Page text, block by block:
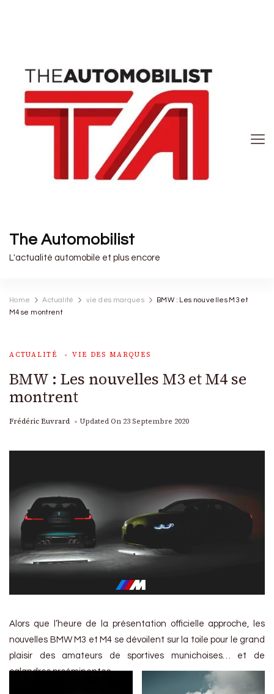
The Automobilist
L'actualité automobile et plus encore
Home Actualité vie des marques
BMW : Les nouvelles M3 et
M4 se montrent
ACTUALITÉ VIE DES MARQUES
BMW : Les nouvelles M3 et M4 se
montrent
Frédéric Euvrard Updated On 23 Septembre 2020
Alors que l’heure de la présentation officielle approche, les
nouvelles BMW M3 et M4 se dévoilent sur la toile pour le grand
plaisir des amateurs de sportives munichoises… et de
calandres proéminentes.